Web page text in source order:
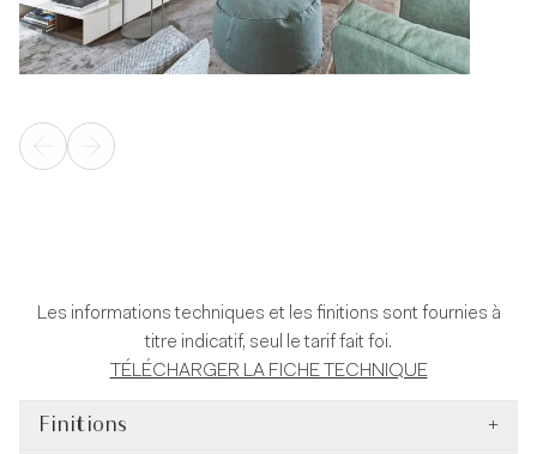
Les informations techniques et les finitions sont fournies à
titre indicatif, seul le tarif fait foi.
TÉLÉCHARGER LA FICHE TECHNIQUE
Finitions +